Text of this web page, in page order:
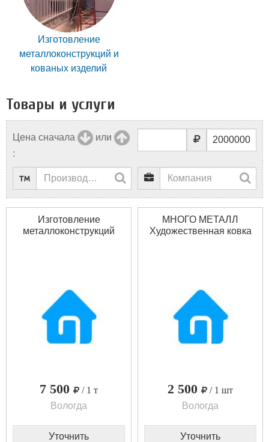
Изготовление
металлоконструкций и
кованых изделий
Товары и услуги
Цена сначала
или
:
Изготовление
металлоконструкций
7 500
/ 1 т
Вологда
Уточнить
МНОГО МЕТАЛЛ
Художественная ковка
2 500
/ 1 шт
Вологда
Уточнить